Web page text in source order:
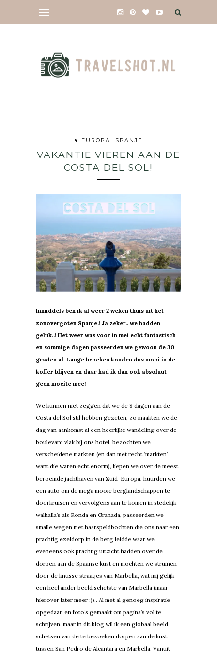
♥ EUROPA SPANJE
VAKANTIE VIEREN AAN DE
COSTA DEL SOL!
Inmiddels ben ik al weer 2 weken thuis uit het
zonovergoten Spanje.! Ja zeker.. we hadden
geluk..! Het weer was voor in mei echt fantastisch
en sommige dagen passeerden we gewoon de 30
graden al. Lange broeken konden dus mooi in de
koffer blijven en daar had ik dan ook absoluut
geen moeite mee!
We kunnen niet zeggen dat we de 8 dagen aan de
Costa del Sol stil hebben gezeten, zo maakten we de
dag van aankomst al een heerlijke wandeling over de
boulevard vlak bij ons hotel, bezochten we
verscheidene markten (en dan met recht ‘markten’
want die waren echt enorm), liepen we over de meest
beroemde jachthaven van Zuid-Europa, huurden we
een auto om de mega mooie berglandschappen te
doorkruisen en vervolgens aan te komen in stedelijk
walhalla’s als Ronda en Granada, passeerden we
smalle wegen met haarspeldbochten die ons naar een
prachtig ezeldorp in de berg leidde waar we
eveneens ook prachtig uitzicht hadden over de
dorpen aan de Spaanse kust en mochten we struinen
door de knusse straatjes van Marbella, wat mij gelijk
een heel ander beeld schetste van Marbella (maar
hierover later meer :)).. Al met al genoeg inspiratie
opgedaan en foto’s gemaakt om pagina’s vol te
schrijven, maar in dit blog wil ik een globaal beeld
schetsen van de te bezoeken dorpen aan de kust
tussen San Pedro de Alcantara en Marbella. Vanuit